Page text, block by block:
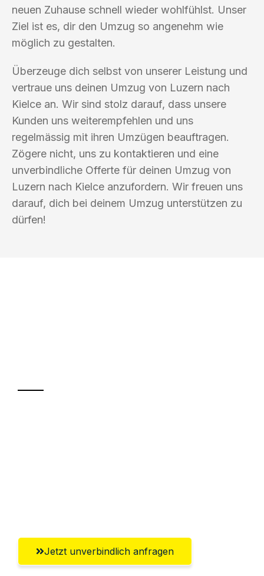
neuen Zuhause schnell wieder wohlfühlst. Unser
Ziel ist es, dir den Umzug so angenehm wie
möglich zu gestalten.
Überzeuge dich selbst von unserer Leistung und
vertraue uns deinen Umzug von Luzern nach
Kielce an. Wir sind stolz darauf, dass unsere
Kunden uns weiterempfehlen und uns
regelmässig mit ihren Umzügen beauftragen.
Zögere nicht, uns zu kontaktieren und eine
unverbindliche Offerte für deinen Umzug von
Luzern nach Kielce anzufordern. Wir freuen uns
darauf, dich bei deinem Umzug unterstützen zu
dürfen!
Jetzt unverbindlich anfragen